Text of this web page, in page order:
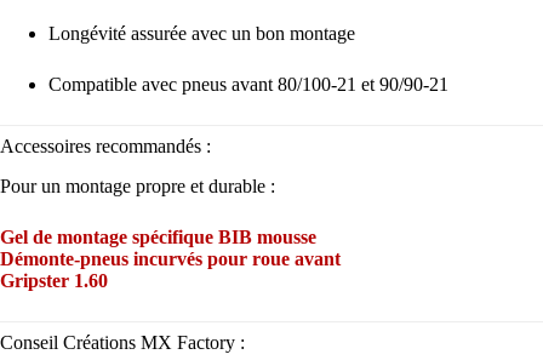
Longévité assurée avec un bon montage
Compatible avec pneus avant 80/100-21 et 90/90-21
Accessoires recommandés :
Pour un montage propre et durable :
Gel de montage spécifique BIB mousse
Démonte-pneus incurvés pour roue avant
Gripster 1.60
Conseil Créations MX Factory :